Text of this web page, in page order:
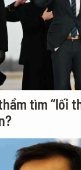
tìm “lối